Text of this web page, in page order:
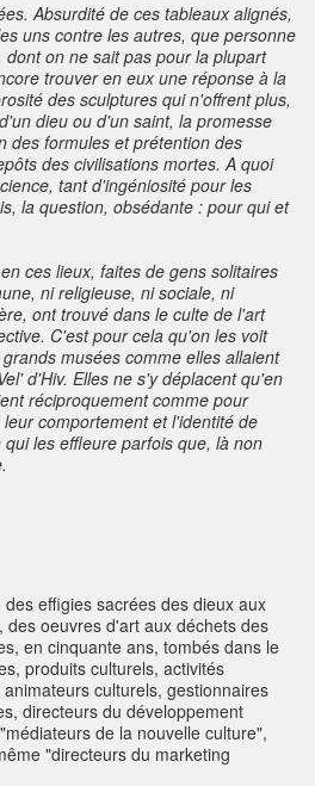
Absurdité de ces tableaux alignés,
uns contre les autres, que personne
on ne sait pas pour la plupart
trouver en eux une réponse à la
des sculptures qui n'offrent plus,
dieu ou d'un saint, la promesse
des formules et prétention des
des civilisations mortes. A quoi
tant d'ingéniosité pour les
la question, obsédante : pour qui et
ces lieux, faites de gens solitaires
ni religieuse, ni sociale, ni
ont trouvé dans le culte de l'art
C'est pour cela qu'on les voit
musées comme elles allaient
d'Hiv. Elles ne s'y déplacent qu'en
réciproquement comme pour
comportement et l'identité de
les effleure parfois que, là non
effigies sacrées des dieux aux
oeuvres d'art aux déchets des
en cinquante ans, tombés dans le
produits culturels, activités
culturels, gestionnaires
directeurs du développement
de la nouvelle culture",
"directeurs du marketing